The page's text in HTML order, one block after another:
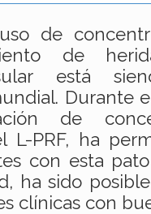
de
de
está
Durante
de
L-PRF, ha
con esta
ha sido
clínicas con